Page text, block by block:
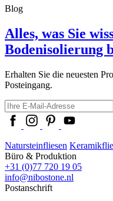
Blog
Alles, was Sie
Bodenisolierung
Erhalten Sie die neuesten
Posteingang.
Natursteinfliesen
Büro & Produktion
+31 (0)77 720 19 05
info@nibostone.nl
Postanschrift